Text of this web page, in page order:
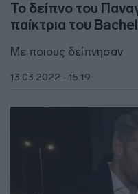
Το δείπνο του
παίκτρια του
Με ποιους δείπνησαν
13.03.2022 - 15:19